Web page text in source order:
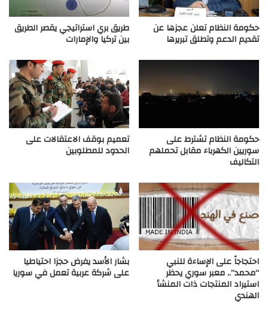
حكومة النظام تعلن عجزها عن
تقديم الدعم وتطلق تبريرها
طريق بري استراتيجي يقصر الطريق
بين تركيا والإمارات
حكومة النظام تشترط على
سوريين الكهرباء مقابل تحملهم
التكاليف
تعميم بوقف الاعتقالات على
الحدود للمطلوبين
احتجاجاً على الإساءة للنبي
“محمد”.. معبر سوري يحظر
استيراد المنتجات ذات المنشأ
الهندي
بشار الأسد يفرض حجزا احتياطيا
على شركة عربية تعمل في سوريا